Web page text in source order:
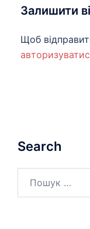
Залишити
Щоб
Search